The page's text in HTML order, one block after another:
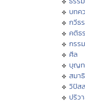
บทค
กวีธ
คติธ
กรรม
ศีล
บุญ
สมาธิ
วิปัส
ปริว